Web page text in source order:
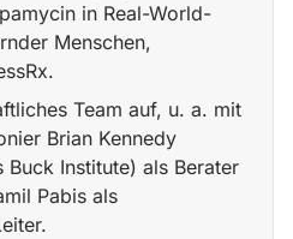
in Real-World-
Menschen,
Team auf, u. a. mit
Brian Kennedy
Buck Institute) als Berater
Pabis als